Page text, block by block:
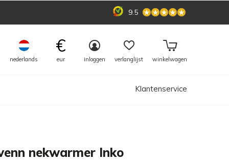
nederlands
€
eur inloggen verlanglijst winkelwagen
Klantenservice
9.5
nekwarmer Inko